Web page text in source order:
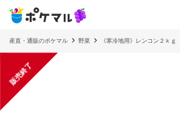
産直・通販のポケマル 野菜 《寒冷地用》レンコン２ｋｇ
販売終了